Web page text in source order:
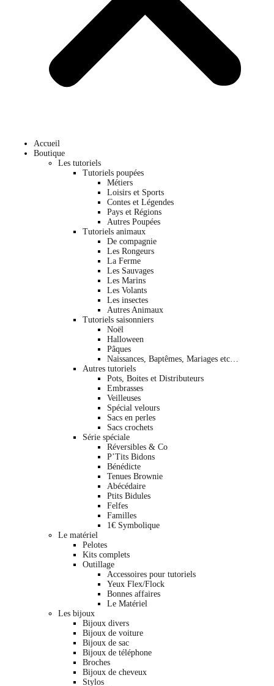
Accueil
Boutique
Les tutoriels
Tutoriels poupées
Métiers
Loisirs et Sports
Contes et Légendes
Pays et Régions
Autres Poupées
Tutoriels animaux
De compagnie
Les Rongeurs
La Ferme
Les Sauvages
Les Marins
Les Volants
Les insectes
Autres Animaux
Tutoriels saisonniers
Noël
Halloween
Pâques
Naissances, Baptêmes, Mariages etc…
Autres tutoriels
Pots, Boites et Distributeurs
Embrasses
Veilleuses
Spécial velours
Sacs en perles
Sacs crochets
Série spéciale
Réversibles & Co
P’Tits Bidons
Bénédicte
Tenues Brownie
Abécédaire
Ptits Bidules
Felfes
Familles
1€ Symbolique
Le matériel
Pelotes
Kits complets
Outillage
Accessoires pour tutoriels
Yeux Flex/Flock
Bonnes affaires
Le Matériel
Les bijoux
Bijoux divers
Bijoux de voiture
Bijoux de sac
Bijoux de téléphone
Broches
Bijoux de cheveux
Stylos